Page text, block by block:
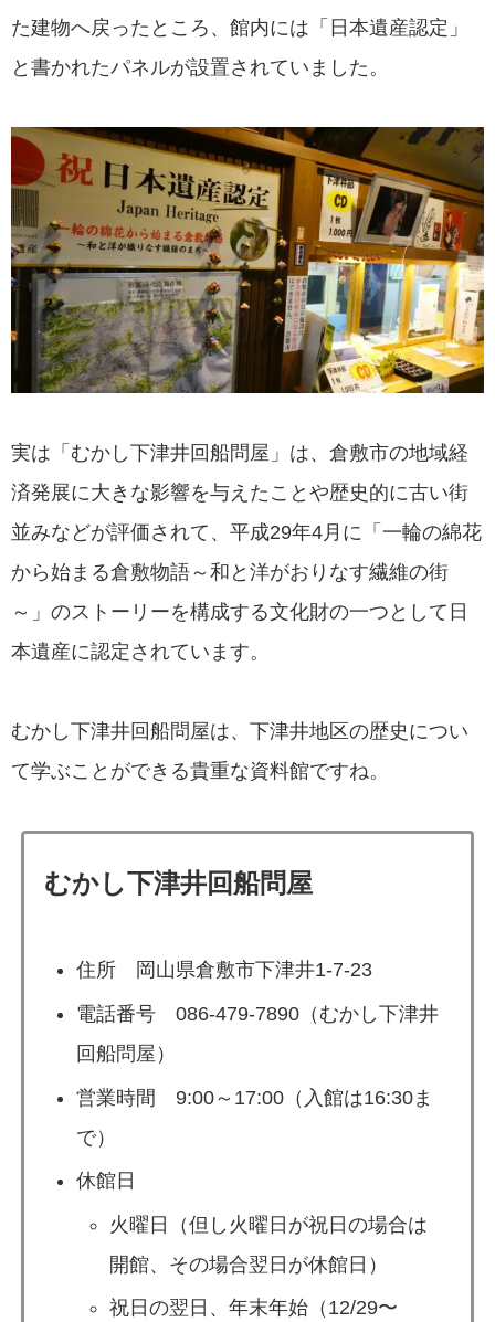
た建物へ戻ったところ、館内には「日本遺産認定」
と書かれたパネルが設置されていました。
実は「むかし下津井回船問屋」は、倉敷市の地域経
済発展に大きな影響を与えたことや歴史的に古い街
並みなどが評価されて、平成29年4月に「一輪の綿花
から始まる倉敷物語～和と洋がおりなす繊維の街
～」のストーリーを構成する文化財の一つとして日
本遺産に認定されています。
むかし下津井回船問屋は、下津井地区の歴史につい
て学ぶことができる貴重な資料館ですね。
むかし下津井回船問屋
住所 岡山県倉敷市下津井1-7-23
電話番号 086-479-7890（むかし下津井
回船問屋）
営業時間 9:00～17:00（入館は16:30ま
で）
休館日
火曜日（但し火曜日が祝日の場合は
開館、その場合翌日が休館日）
祝日の翌日、年末年始（12/29〜